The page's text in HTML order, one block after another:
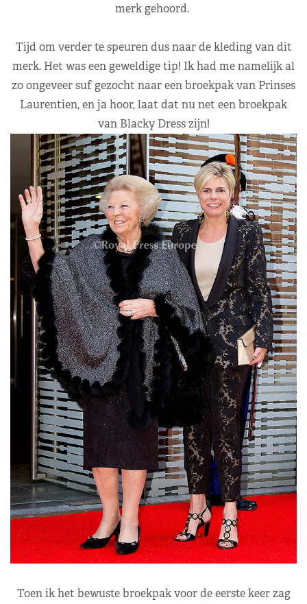
merk gehoord.
Tijd om verder te speuren dus naar de kleding van dit
merk. Het was een geweldige tip! Ik had me namelijk al
zo ongeveer suf gezocht naar een broekpak van Prinses
Laurentien, en ja hoor, laat dat nu net een broekpak
van Blacky Dress zijn!
Toen ik het bewuste broekpak voor de eerste keer zag